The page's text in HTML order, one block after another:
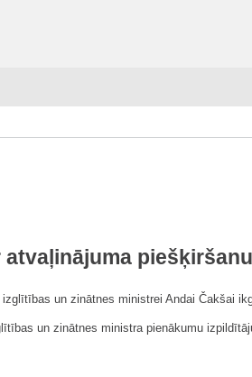
atvaļinājuma
un zinātnes ministrei Andai Čakšai
un zinātnes ministra pienākumu